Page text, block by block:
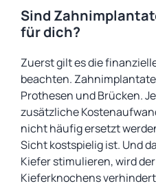
Sind
für dich?
Zuerst gilt es die
beachten.
Prothesen und Brücken.
zusätzliche
nicht häufig ersetzt
Sicht kostspielig ist. Und
Kiefer stimulieren, wird
Kieferknochens